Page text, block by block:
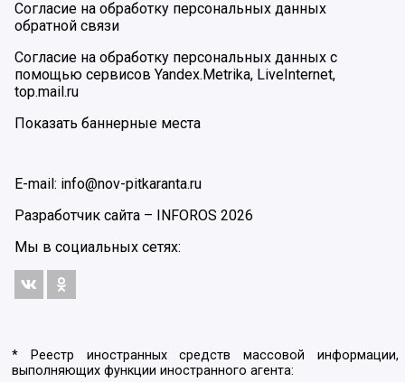
Согласие на обработку персональных данных
обратной связи
Согласие на обработку персональных данных с
помощью сервисов Yandex.Metrika, LiveInternet,
top.mail.ru
Показать баннерные места
E-mail: info@nov-pitkaranta.ru
Разработчик сайта –
INFOROS 2026
Мы в социальных сетях:
* Реестр иностранных средств массовой информации,
выполняющих функции иностранного агента: